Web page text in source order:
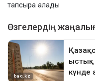
тапсыра алады